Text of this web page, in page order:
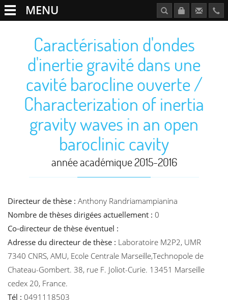
MENU
Caractérisation d'ondes
d'inertie gravité dans une
cavité barocline ouverte /
Characterization of inertia
gravity waves in an open
baroclinic cavity
année académique 2015-2016
Directeur de thèse : Anthony Randriamampianina
Nombre de thèses dirigées actuellement : 0
Co-directeur de thèse éventuel :
Adresse du directeur de thèse : Laboratoire M2P2, UMR
7340 CNRS, AMU, Ecole Centrale Marseille,Technopole de
Chateau-Gombert. 38, rue F. Joliot-Curie. 13451 Marseille
cedex 20, France.
Tél : 0491118503